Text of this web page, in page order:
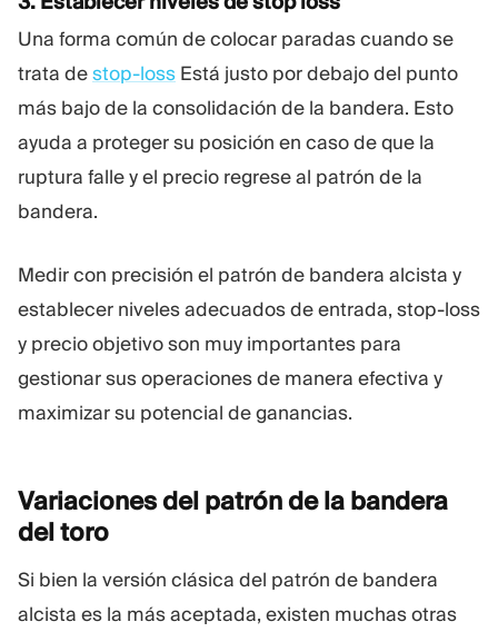
Una forma común de colocar paradas cuando se
trata destop-loss Está justo por debajo del punto
más bajo de la consolidación de la bandera. Esto
ayuda a proteger su posición en caso de que la
ruptura falle y el precio regrese al patrón de la
bandera.
Medir con precisión el patrón de bandera alcista y
establecer niveles adecuados de entrada, stop-loss
y precio objetivo son muy importantes para
gestionar sus operaciones de manera efectiva y
maximizar su potencial de ganancias.
Variaciones del patrón de la bandera
deltoro
Si bien la versión clásica del patrón de bandera
alcista es la más aceptada, existen muchas otras